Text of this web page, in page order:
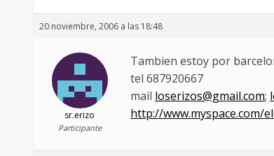
20 noviembre, 2006 a las 18:48
sr.erizo
Participante
Tambien estoy por
tel 687920667
mail loserizos@gmail.com;
http://www.myspace.com/